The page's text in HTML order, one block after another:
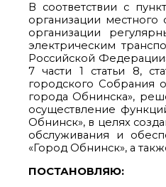
В соответствии с
организации
организации
электрическим
Российской
7 части 1 статьи 8,
городского Собрания
города Обнинска»,
осуществление
Обнинск», в целях
обслуживания и
«Город Обнинск», а
ПОСТАНОВЛЯЮ: